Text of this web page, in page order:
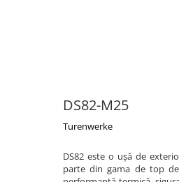
DS82-M25
Turenwerke
DS82 este o ușă de
parte din gama de top